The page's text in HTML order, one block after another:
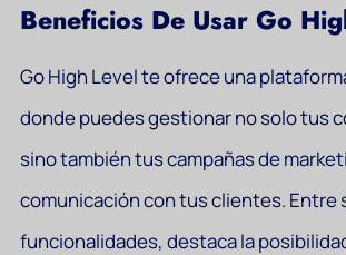
Beneficios De Usar Go
Go High Level te ofrece una
donde puedes gestionar no solo tus
sino también tus campañas de
comunicación con tus clientes. Entre
funcionalidades, destaca la